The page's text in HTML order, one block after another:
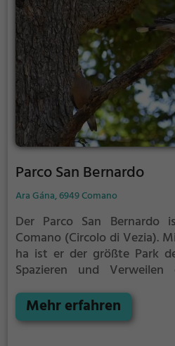
Parco San Bernardo
Ara Gána, 6949 Comano
Der Parco San Bernardo
Comano (Circolo di Vezia).
ha ist er der größte Park
Spazieren und Verweilen
San Bernardo
Entspannung.
Mehr erfahren